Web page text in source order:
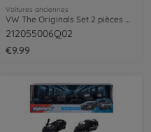
Voitures anciennes
VW The Originals Set 2 pièces Adventure
212055006Q02
€9.99